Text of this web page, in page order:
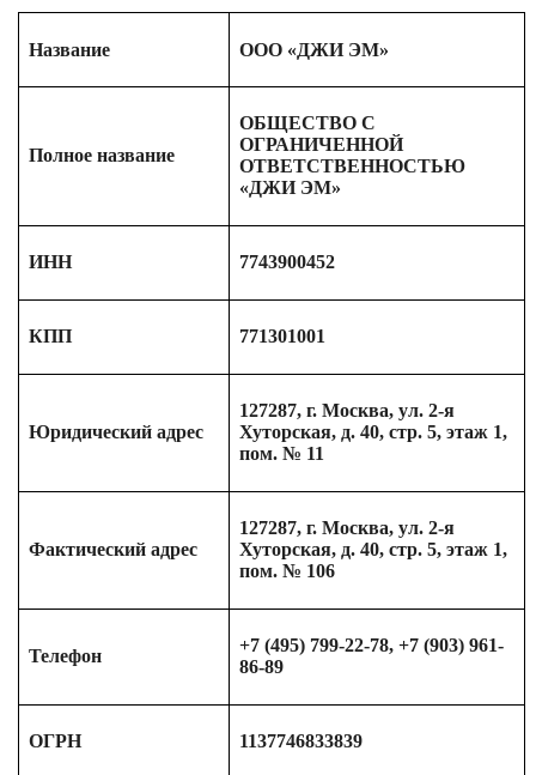
Название ООО «ДЖИ ЭМ»
Полное название
ОБЩЕСТВО С
ОГРАНИЧЕННОЙ
ОТВЕТСТВЕННОСТЬЮ
«ДЖИ ЭМ»
ИНН 7743900452
КПП 771301001
Юридический адрес
127287, г. Москва, ул. 2-я
Хуторская, д. 40, стр. 5, этаж 1,
пом. № 11
Фактический адрес
127287, г. Москва, ул. 2-я
Хуторская, д. 40, стр. 5, этаж 1,
пом. № 106
Телефон
+7 (495) 799-22-78, +7 (903) 961-
86-89
ОГРН 1137746833839